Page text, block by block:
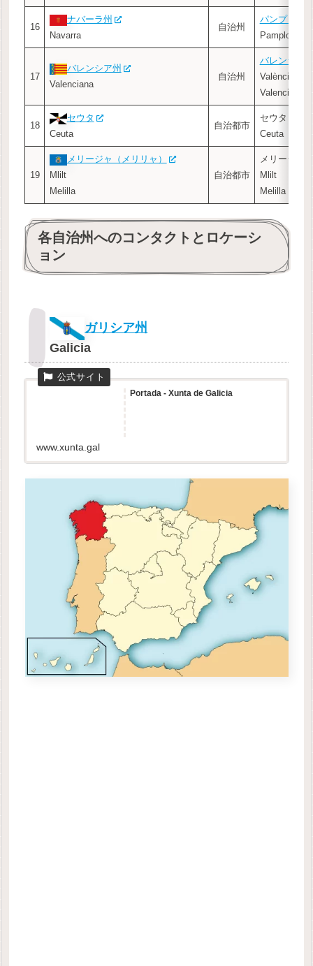
16
ナバーラ州
Navarra
自治州
パンプロー
Pamplona
17
バレンシア州
Valenciana
自治州
バレンシア
València
Valencia
18
セウタ
Ceuta
自治都市
セウタ
Ceuta
19
メリージャ（メリリャ）
Mlilt
Melilla
自治都市
メリージャ
Mlilt
Melilla
各自治州へのコンタクトとロケーシ
ョン
ガリシア州
Galicia
Portada - Xunta de Galicia
www.xunta.gal